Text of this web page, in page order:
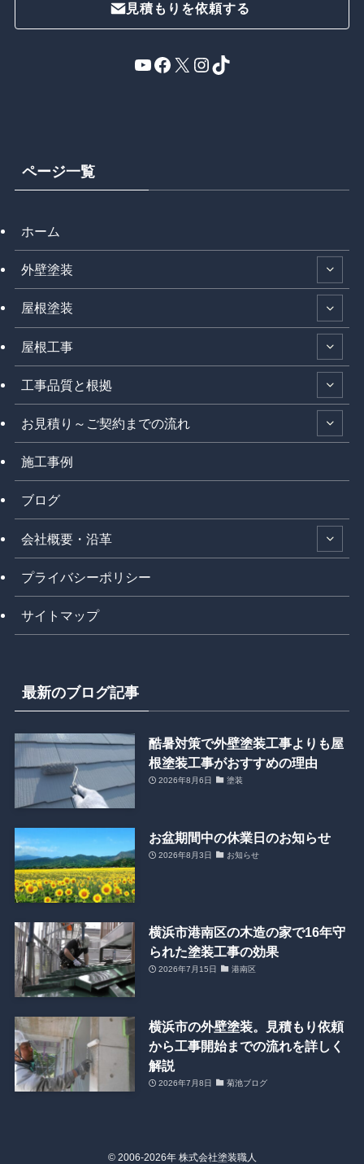
見積もりを依頼する
YouTube
Facebook
X Instagram
TikTok
ページ一覧
ホーム
外壁塗装
屋根塗装
屋根工事
工事品質と根拠
お見積り～ご契約までの流れ
施工事例
ブログ
会社概要・沿革
プライバシーポリシー
サイトマップ
最新のブログ記事
酷暑対策で外壁塗装工事よりも屋
根塗装工事がおすすめの理由
2026年8月6日 塗装
お盆期間中の休業日のお知らせ
2026年8月3日 お知らせ
横浜市港南区の木造の家で16年守
られた塗装工事の効果
2026年7月15日 港南区
横浜市の外壁塗装。見積もり依頼
から工事開始までの流れを詳しく
解説
2026年7月8日 菊池ブログ
©2006-2026年 株式会社塗装職人